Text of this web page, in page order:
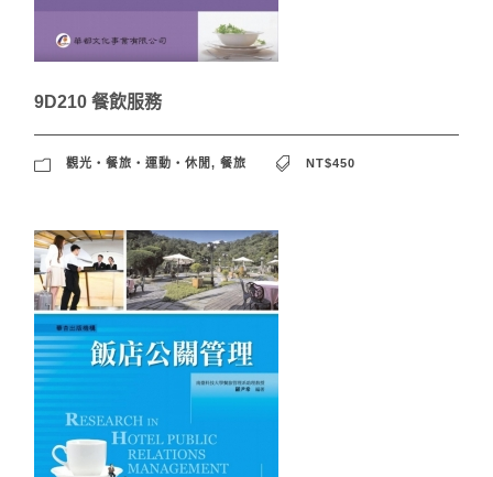
9D210 餐飲服務
觀光‧餐旅‧運動‧休閒 , 餐旅 NT$450